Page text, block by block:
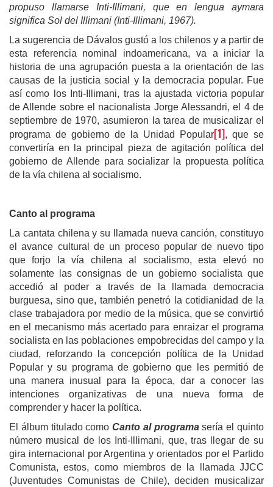
propuso llamarse Inti-Illimani, que en lengua aymara
significa Sol del Illimani (Inti-Illimani, 1967).
La sugerencia de Dávalos gustó a los chilenos y a partir de
esta referencia nominal indoamericana, va a iniciar la
historia de una agrupación puesta a la orientación de las
causas de la justicia social y la democracia popular. Fue
así como los Inti-Illimani, tras la ajustada victoria popular
de Allende sobre el nacionalista Jorge Alessandri, el 4 de
septiembre de 1970, asumieron la tarea de musicalizar el
programa de gobierno de la Unidad Popular[1], que se
convertiría en la principal pieza de agitación política del
gobierno de Allende para socializar la propuesta política
de la vía chilena al socialismo.
Canto al programa
La cantata chilena y su llamada nueva canción, constituyo
el avance cultural de un proceso popular de nuevo tipo
que forjo la vía chilena al socialismo, esta elevó no
solamente las consignas de un gobierno socialista que
accedió al poder a través de la llamada democracia
burguesa, sino que, también penetró la cotidianidad de la
clase trabajadora por medio de la música, que se convirtió
en el mecanismo más acertado para enraizar el programa
socialista en las poblaciones empobrecidas del campo y la
ciudad, reforzando la concepción política de la Unidad
Popular y su programa de gobierno que les permitió de
una manera inusual para la época, dar a conocer las
intenciones organizativas de una nueva forma de
comprender y hacer la política.
El álbum titulado comoCanto al programasería el quinto
número musical de los Inti-Illimani, que, tras llegar de su
gira internacional por Argentina y orientados por el Partido
Comunista, estos, como miembros de la llamada JJCC
(Juventudes Comunistas de Chile), deciden musicalizar